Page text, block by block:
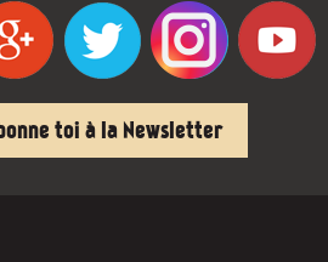
toi à la Newsletter